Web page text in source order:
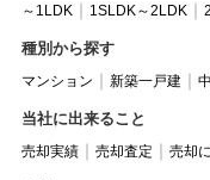
～1LDK 1SLDK～2LDK
種別から探す
マンション 新築一戸建
当社に出来ること
売却実績 売却査定 売却